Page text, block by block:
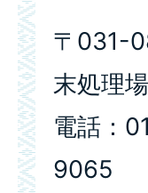
〒031-
末処理
電話：
9065